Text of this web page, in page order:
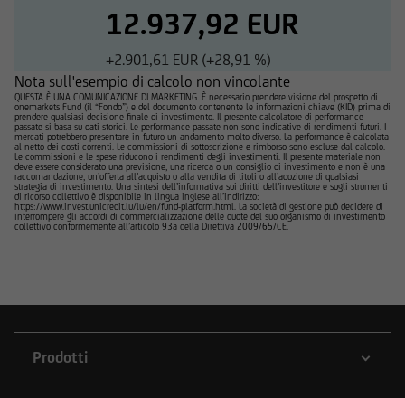
12.937,92 EUR
+2.901,61 EUR (+28,91 %)
Nota sull'esempio di calcolo non vincolante
QUESTA È UNA COMUNICAZIONE DI MARKETING. È necessario prendere visione del prospetto di
onemarkets Fund (il “Fondo”) e del documento contenente le informazioni chiave (KID) prima di
prendere qualsiasi decisione finale di investimento. Il presente calcolatore di performance
passate si basa su dati storici. Le performance passate non sono indicative di rendimenti futuri. I
mercati potrebbero presentare in futuro un andamento molto diverso. La performance è calcolata
al netto dei costi correnti. Le commissioni di sottoscrizione e rimborso sono escluse dal calcolo.
Le commissioni e le spese riducono i rendimenti degli investimenti. Il presente materiale non
deve essere considerato una previsione, una ricerca o un consiglio di investimento e non è una
raccomandazione, un’offerta all’acquisto o alla vendita di titoli o all’adozione di qualsiasi
strategia di investimento. Una sintesi dell’informativa sui diritti dell’investitore e sugli strumenti
di ricorso collettivo è disponibile in lingua inglese all’indirizzo:
https://www.invest.unicredit.lu/lu/en/fund-platform.html. La società di gestione può decidere di
interrompere gli accordi di commercializzazione delle quote del suo organismo di investimento
collettivo conformemente all’articolo 93a della Direttiva 2009/65/CE.
Prodotti